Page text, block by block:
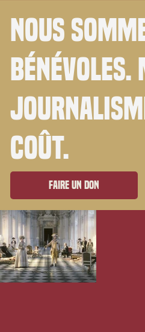
Nous
bénévoles.
coût.
Faire un don